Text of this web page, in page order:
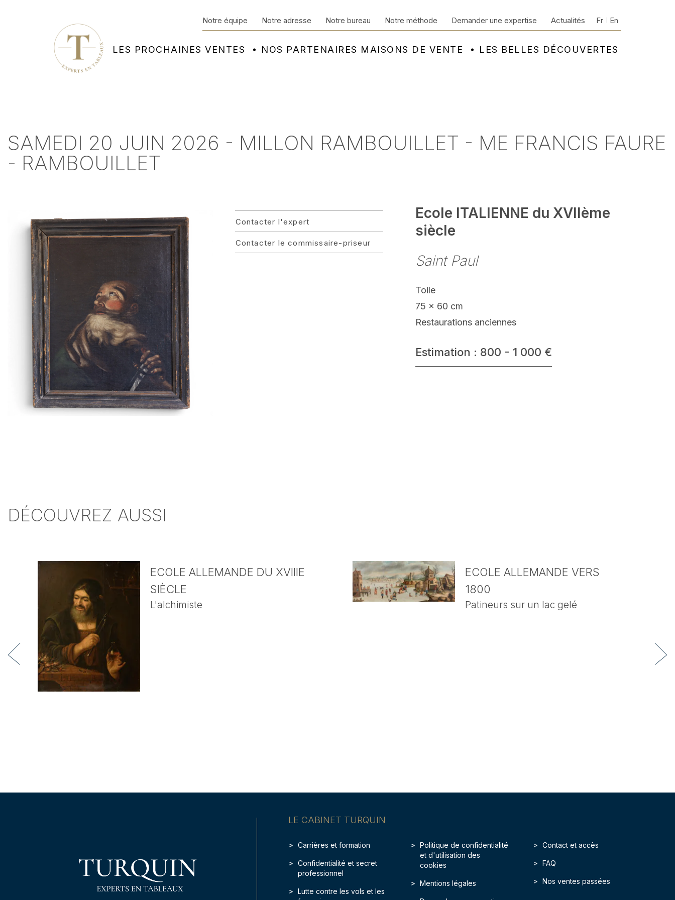
LES PROCHAINES VENTES NOS PARTENAIRES MAISONS DE VENTE LES BELLES DÉCOUVERTES
Notre équipe Notre adresse Notre bureau Notre méthode Demander une expertise Actualités Fr En
SAMEDI 20 JUIN 2026 - MILLON RAMBOUILLET - ME FRANCIS FAURE
- RAMBOUILLET
Contacter l'expert
Contacter le commissaire-priseur
Ecole ITALIENNE du XVIIème
siècle
Saint Paul
Toile
75 x 60 cm
Restaurations anciennes
Estimation : 800 - 1 000 €
DÉCOUVREZ AUSSI
ECOLE ALLEMANDE DU XVIIIE
SIÈCLE
L'alchimiste
ECOLE ALLEMANDE VERS
1800
Patineurs sur un lac gelé
LE CABINET TURQUIN
Carrières et formation
Confidentialité et secret
professionnel
Lutte contre les vols et les
Politique de confidentialité
et d'utilisation des
cookies
Mentions légales
Contact et accès
FAQ
Nos ventes passées